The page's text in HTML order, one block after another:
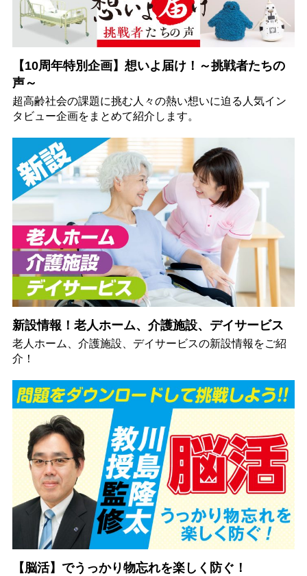
【10周年特別企画】想いよ届け！～挑戦者たちの
声～
超高齢社会の課題に挑む人々の熱い想いに迫る人気イン
タビュー企画をまとめて紹介します。
新設情報！老人ホーム、介護施設、デイサービス
老人ホーム、介護施設、デイサービスの新設情報をご紹
介！
【脳活】でうっかり物忘れを楽しく防ぐ！